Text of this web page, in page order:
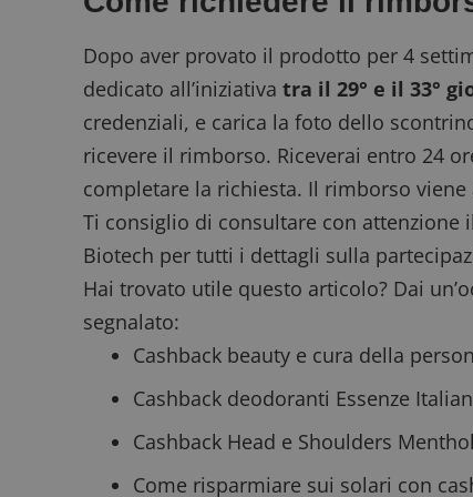
Dopo aver provato il prodotto per 4
dedicato all’iniziativa tra il 29° e il 33°
credenziali, e carica la foto dello
ricevere il rimborso. Riceverai entro 24
completare la richiesta. Il rimborso
Ti consiglio di consultare con attenzione il
Biotech per tutti i dettagli sulla
Hai trovato utile questo articolo? Dai
segnalato:
Cashback beauty e cura della
Cashback deodoranti Essenze
Cashback Head e Shoulders
Come risparmiare sui solari con
FCCDCF